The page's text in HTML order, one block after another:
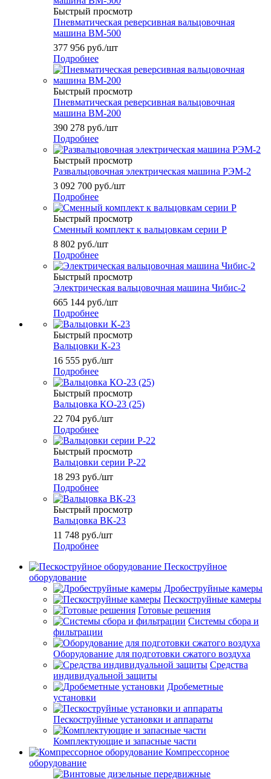
Быстрый просмотр
Пневматическая реверсивная вальцовочная
машина ВМ-500
377 956 руб./шт
Подробнее
Быстрый просмотр
Пневматическая реверсивная вальцовочная
машина ВМ-200
390 278 руб./шт
Подробнее
Быстрый просмотр
Развальцовочная электрическая машина РЭМ-2
3 092 700 руб./шт
Подробнее
Быстрый просмотр
Сменный комплект к вальцовкам серии Р
8 802 руб./шт
Подробнее
Быстрый просмотр
Электрическая вальцовочная машина Чибис-2
665 144 руб./шт
Подробнее
Быстрый просмотр
Вальцовки К-23
16 555 руб./шт
Подробнее
Быстрый просмотр
Вальцовка КО-23 (25)
22 704 руб./шт
Подробнее
Быстрый просмотр
Вальцовки серии Р-22
18 293 руб./шт
Подробнее
Быстрый просмотр
Вальцовка ВК-23
11 748 руб./шт
Подробнее
Пескоструйное
оборудование
Дробеструйные камеры
Пескоструйные камеры
Готовые решения
Системы сбора и
фильтрации
Оборудование для подготовки сжатого воздуха
Средства
индивидуальной защиты
Дробеметные
установки
Пескоструйные установки и аппараты
Комплектующие и запасные части
Компрессорное
оборудование